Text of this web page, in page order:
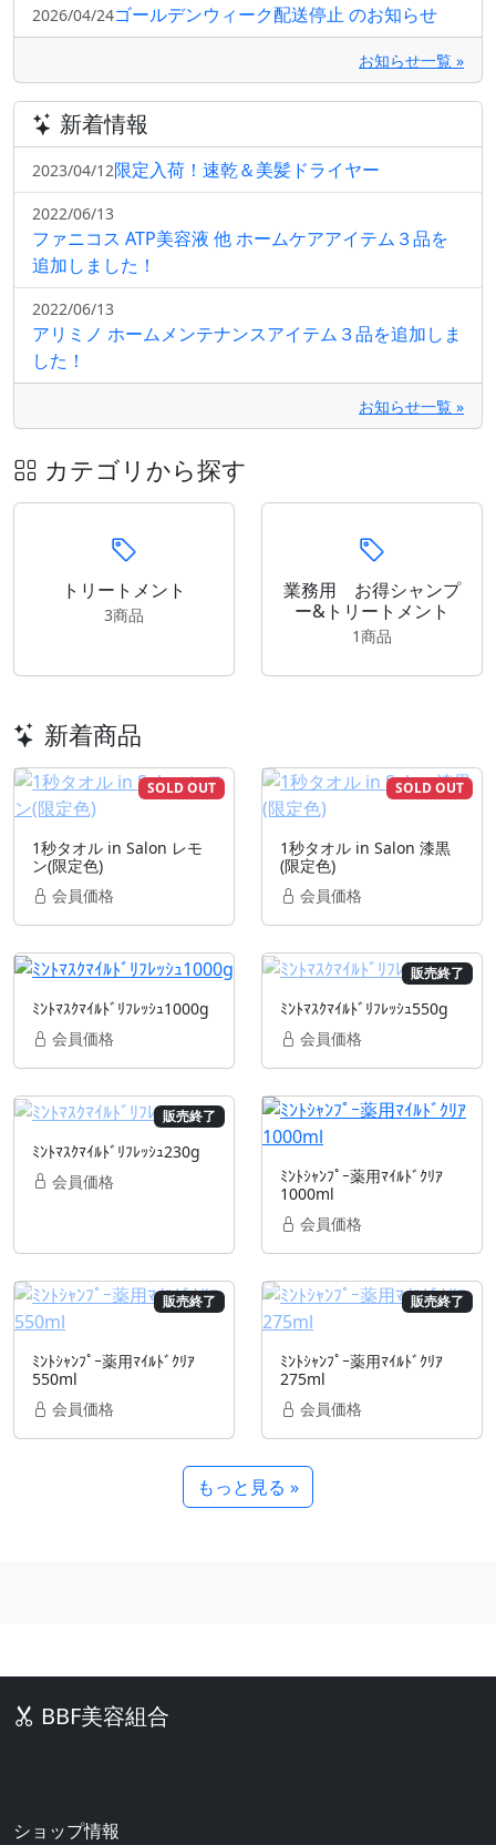
2026/04/24ゴールデンウィーク配送停止 のお知らせ
お知らせ一覧 »
新着情報
2023/04/12限定入荷！速乾＆美髪ドライヤー
2022/06/13
ファニコス ATP美容液 他 ホームケアアイテム３品を
追加しました！
2022/06/13
アリミノ ホームメンテナンスアイテム３品を追加しま
した！
お知らせ一覧 »
カテゴリから探す
トリートメント
3商品
業務用 お得シャンプ
ー&トリートメント
1商品
新着商品
SOLD OUT
1秒タオル in Salon レモ
ン(限定色)
会員価格
SOLD OUT
1秒タオル in Salon 漆黒
(限定色)
会員価格
ﾐﾝﾄﾏｽｸﾏｲﾙﾄﾞﾘﾌﾚｯｼｭ1000g
会員価格
販売終了
ﾐﾝﾄﾏｽｸﾏｲﾙﾄﾞﾘﾌﾚｯｼｭ550g
会員価格
販売終了
ﾐﾝﾄﾏｽｸﾏｲﾙﾄﾞﾘﾌﾚｯｼｭ230g
会員価格
ﾐﾝﾄｼｬﾝﾌﾟｰ薬用ﾏｲﾙﾄﾞｸﾘｱ
1000ml
会員価格
販売終了
ﾐﾝﾄｼｬﾝﾌﾟｰ薬用ﾏｲﾙﾄﾞｸﾘｱ
550ml
会員価格
販売終了
ﾐﾝﾄｼｬﾝﾌﾟｰ薬用ﾏｲﾙﾄﾞｸﾘｱ
275ml
会員価格
もっと見る »
BBF美容組合
ショップ情報